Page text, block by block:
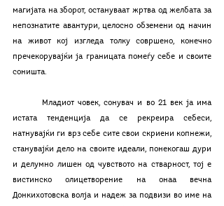
магијата на зборот, остануваат жртва од желбата за
непознатите авантури, целосно обземени од начин
на живот кој изгледа толку совршено, конечно
пречекорувајќи ја границата помеѓу себе и своите
соништа.
истата тенденција да се рекреира себеси,
натнувајќи ги врз себе сите свои скриени копнежи,
станувајќи дело на своите идеали, понекогаш дури
и делумно лишен од чувството на стварност, тој е
вистинско олицетворение на онаа вечна
Донкихотовска волја и надеж за подвизи во име на